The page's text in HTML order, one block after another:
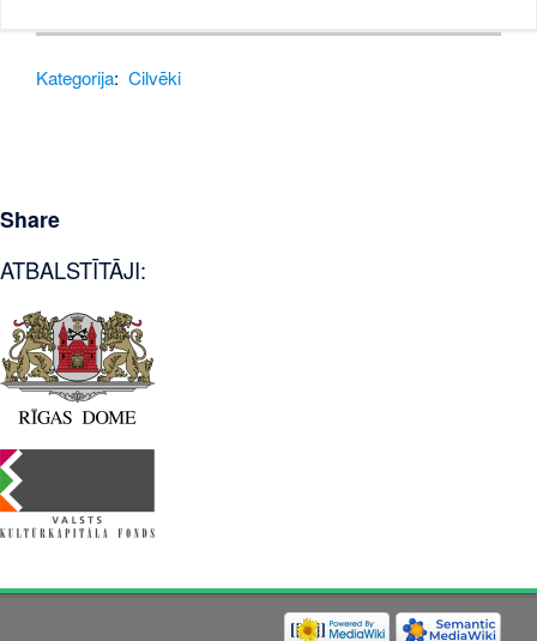
Kategorija: Cilvēki
Share
ATBALSTĪTĀJI: